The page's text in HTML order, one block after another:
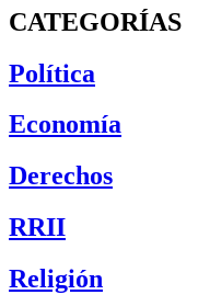
CATEGORÍAS
Política
Economía
Derechos
RRII
Religión